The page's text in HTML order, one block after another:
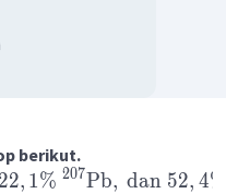
berikut.
22, 1% 207Pb, dan 52, 4%